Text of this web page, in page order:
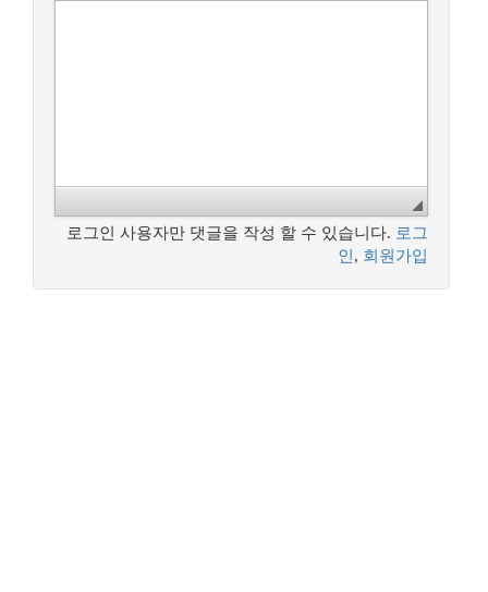
로그인 사용자만 댓글을 작성 할 수 있습니다. 로그
인 , 회원가입